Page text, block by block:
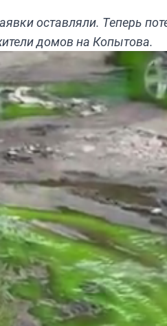
оставляли. Теперь
домов на Копытова.